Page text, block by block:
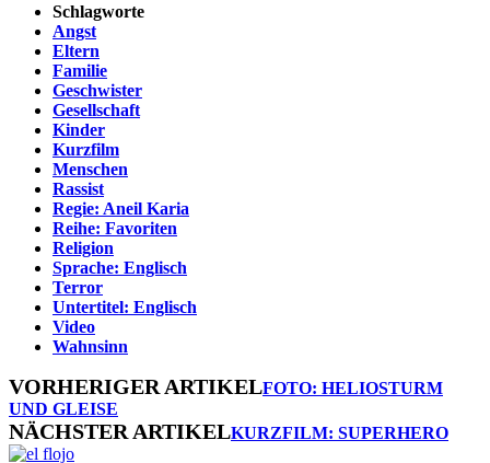
Schlagworte
Angst
Eltern
Familie
Geschwister
Gesellschaft
Kinder
Kurzfilm
Menschen
Rassist
Regie: Aneil Karia
Reihe: Favoriten
Religion
Sprache: Englisch
Terror
Untertitel: Englisch
Video
Wahnsinn
VORHERIGER ARTIKELFOTO: HELIOSTURM
UND GLEISE
NÄCHSTER ARTIKELKURZFILM: SUPERHERO